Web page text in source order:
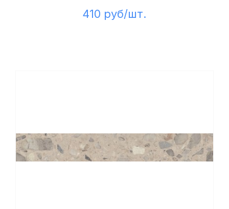
410 руб/шт.